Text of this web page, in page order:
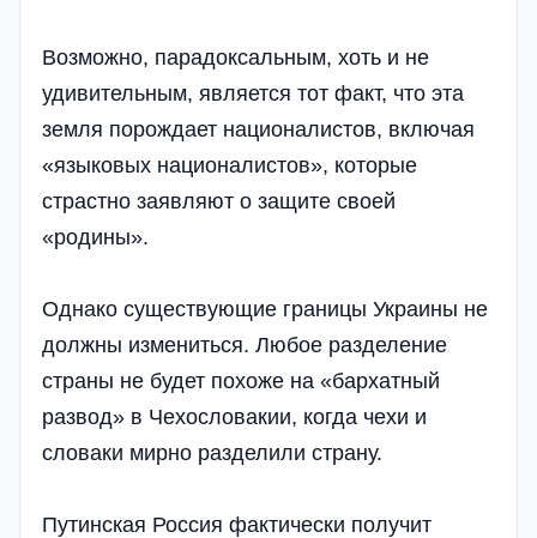
Возможно, парадоксальным, хоть и не
удивительным, является тот факт, что эта
земля порождает националистов, включая
«языковых националистов», которые
страстно заявляют о защите своей
«родины».
Однако существующие границы Украины не
должны измениться. Любое разделение
страны не будет похоже на «бархатный
развод» в Чехословакии, когда чехи и
словаки мирно разделили страну.
Путинская Россия фактически получит